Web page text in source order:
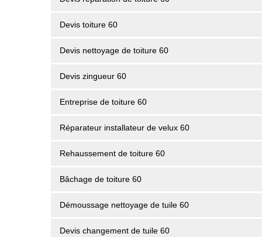
Devis toiture 60
Devis nettoyage de toiture 60
Devis zingueur 60
Entreprise de toiture 60
Réparateur installateur de velux 60
Rehaussement de toiture 60
Bâchage de toiture 60
Démoussage nettoyage de tuile 60
Devis changement de tuile 60